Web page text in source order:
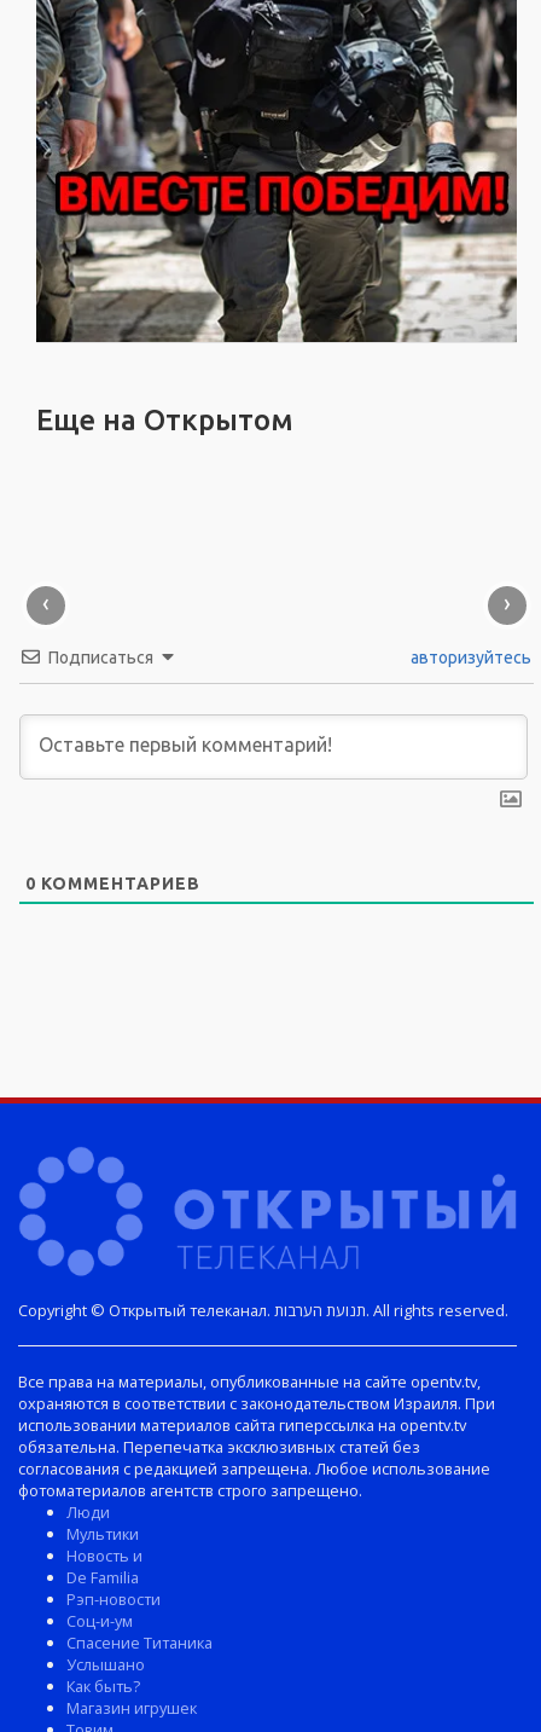
Еще на Открытом
‹ ›
Подписаться авторизуйтесь
0 КОММЕНТАРИЕВ
Copyright © Открытый телеканал. תנועת הערבות. All rights reserved.
Все права на материалы, опубликованные на сайте opentv.tv,
охраняются в соответствии с законодательством Израиля. При
использовании материалов сайта гиперссылка на opentv.tv
обязательна. Перепечатка эксклюзивных статей без
согласования с редакцией запрещена. Любое использование
фотоматериалов агентств строго запрещено.
Люди
Мультики
Новость и
De Familia
Рэп-новости
Соц-и-ум
Спасение Титаника
Услышано
Как быть?
Магазин игрушек